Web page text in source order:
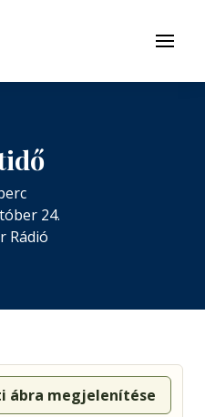
Menü
24.
Rádió
ábra megjelenítése